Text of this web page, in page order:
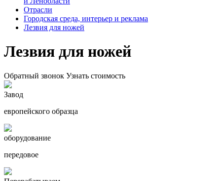
Отрасли
Городская среда, интерьер и реклама
Лезвия для ножей
Лезвия для ножей
Обратный звонок Узнать стоимость
Завод
европейского образца
оборудование
передовое